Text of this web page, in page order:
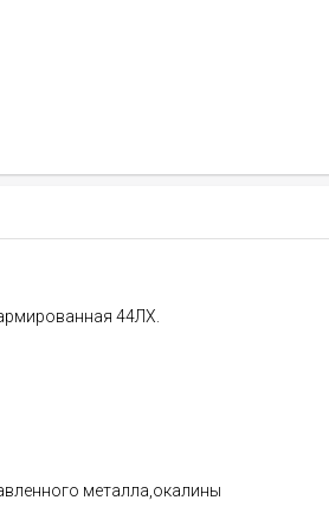
44ЛХ.
металла,окалины